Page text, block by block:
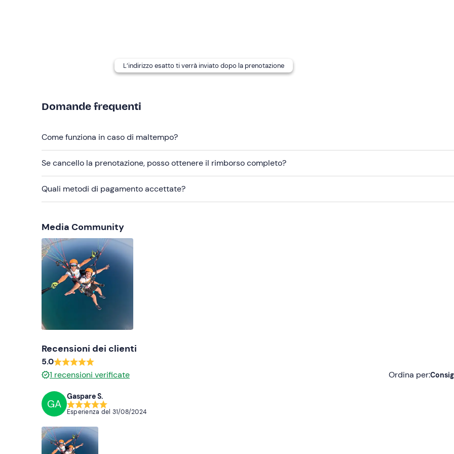
Abbigliamento consigliato
Scarpe da ginnastica
L’indirizzo esatto ti verrà inviato dopo la prenotazione
Domande frequenti
Come funziona in caso di maltempo?
Se cancello la prenotazione, posso ottenere il rimborso completo?
Quali metodi di pagamento accettate?
Media Community
Recensioni dei clienti
5.0
1 recensioni verificate Ordina per:
GA
Gaspare S.
Esperienza del 31/08/2024